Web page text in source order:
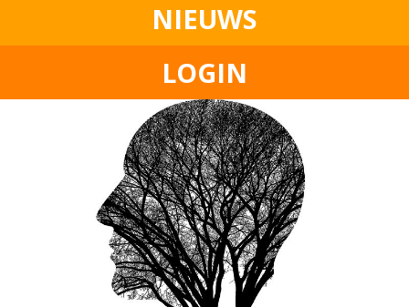
NIEUWS
LOGIN